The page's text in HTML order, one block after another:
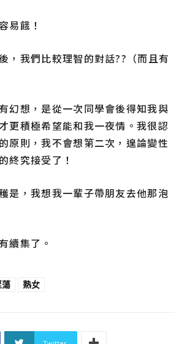
易餓！
，我們比較理智的對話??（而且有
幻想，是從一次同學會後得知我與
更積極希望能和我一夜情。我很認
原則，我不會想第二次，遑論變性
終究接受了！
是，我想我一輩子帶朋友去他那泡
續集了。
熟女